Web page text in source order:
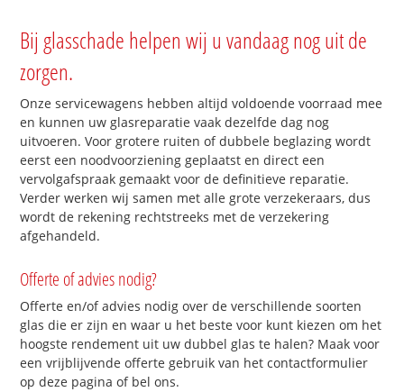
Bij glasschade helpen wij u vandaag nog uit de
zorgen.
Onze servicewagens hebben altijd voldoende voorraad mee
en kunnen uw glasreparatie vaak dezelfde dag nog
uitvoeren. Voor grotere ruiten of dubbele beglazing wordt
eerst een noodvoorziening geplaatst en direct een
vervolgafspraak gemaakt voor de definitieve reparatie.
Verder werken wij samen met alle grote verzekeraars, dus
wordt de rekening rechtstreeks met de verzekering
afgehandeld.
Offerte of advies nodig?
Offerte en/of advies nodig over de verschillende soorten
glas die er zijn en waar u het beste voor kunt kiezen om het
hoogste rendement uit uw dubbel glas te halen? Maak voor
een vrijblijvende offerte gebruik van het contactformulier
op deze pagina of bel ons.